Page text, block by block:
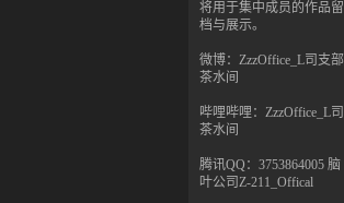
将用于集中成员的作品留
档与展示。
微博：ZzzOffice_L司支部
茶水间
哔哩哔哩：ZzzOffice_L司
茶水间
腾讯QQ：3753864005 脑
叶公司Z-211_Offical